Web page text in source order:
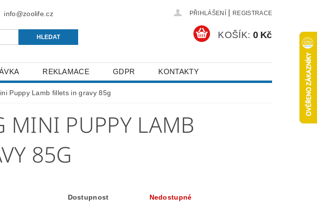
info@zoolife.cz PŘIHLÁŠENÍ REGISTRACE
KOŠÍK: 0 Kč
REKLAMACE GDPR KONTAKTY
Puppy Lamb fillets in gravy 85g
MINI PUPPY LAMB
85G
Dostupnost
Nedostupné